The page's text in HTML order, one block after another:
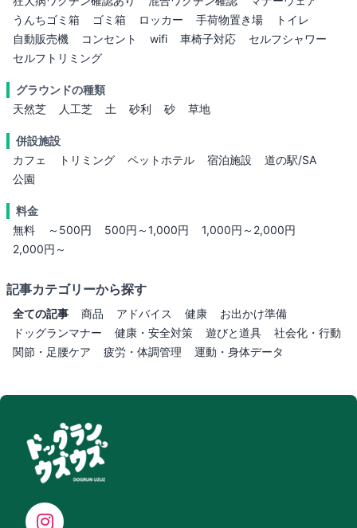
うんちゴミ箱
ゴミ箱 ロッカー 手荷物置き場
トイレ
自動販売機
コンセント wifi 車椅子対応
セルフシャワー
セルフトリミング
グラウンドの種類
天然芝
人工芝 土 砂利 砂 草地
併設施設
カフェ
トリミング ペットホテル 宿泊施設
道の駅/SA
公園
料金
無料
～500円 500円～1,000円
1,000円～2,000円
2,000円～
記事カテゴリーから探す
全ての記事 商品 アドバイス 健康
お出かけ準備
ドッグランマナー
健康・安全対策 遊びと道具
社会化・行動
関節・足腰ケア
疲労・体調管理 運動・身体データ